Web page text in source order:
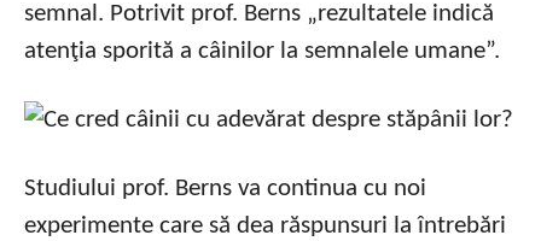
semnal. Potrivit prof. Berns „rezultatele indică
atenţia sporită a câinilor la semnalele umane”.
Studiului prof. Berns va continua cu noi
experimente care să dea răspunsuri la întrebări